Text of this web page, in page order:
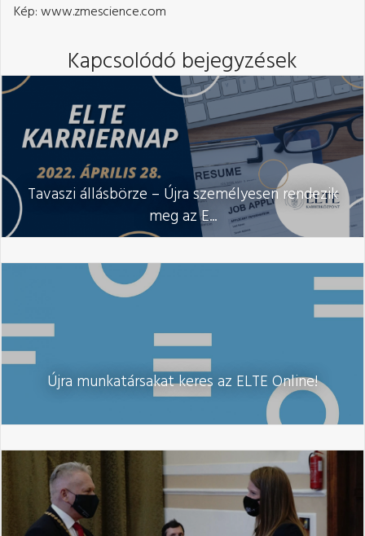
Kép: www.zmescience.com
Kapcsolódó bejegyzések
Tavaszi állásbörze – Újra személyesen rendezik
meg az E...
Újra munkatársakat keres az ELTE Online!